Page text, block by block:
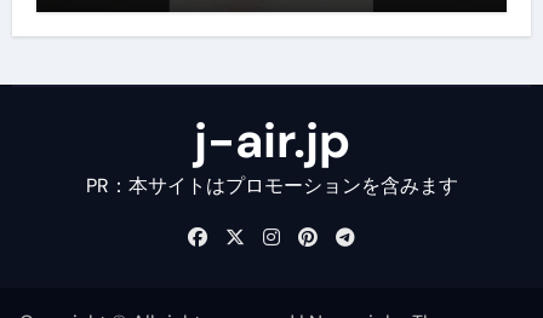
j-air.jp
PR：本サイトはプロモーションを含みます